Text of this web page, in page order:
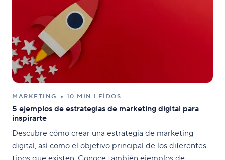
MARKETING 10 MIN LEÍDOS
5 ejemplos de estrategias de marketing digital para
inspirarte
Descubre cómo crear una estrategia de marketing
digital, así como el objetivo principal de los diferentes